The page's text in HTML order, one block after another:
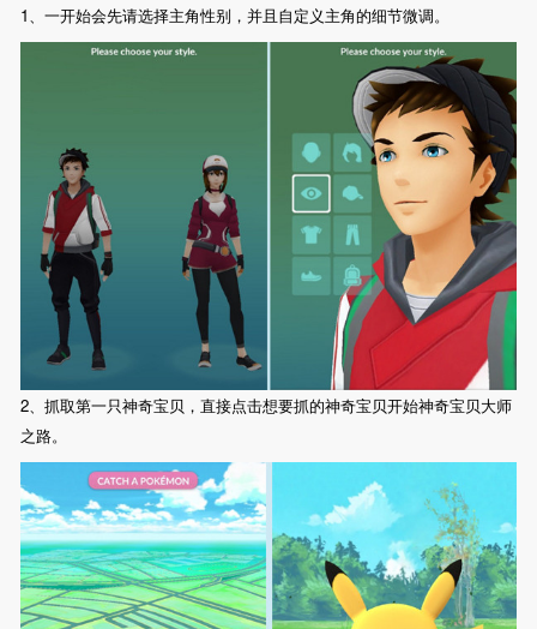
1、一开始会先请选择主角性别，并且自定义主角的细节微调。
2、抓取第一只神奇宝贝，直接点击想要抓的神奇宝贝开始神奇宝贝大师
之路。